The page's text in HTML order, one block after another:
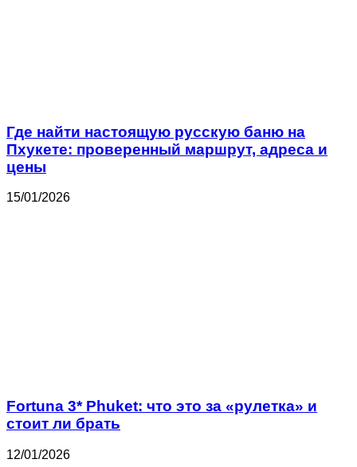
Где найти настоящую русскую баню на
Пхукете: проверенный маршрут, адреса и
цены
15/01/2026
Fortuna 3* Phuket: что это за «рулетка» и
стоит ли брать
12/01/2026